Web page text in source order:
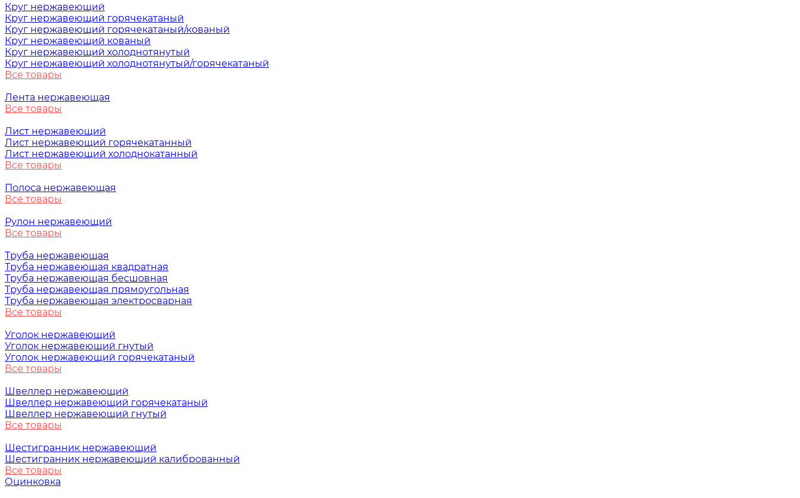
Круг нержавеющий
Круг нержавеющий горячекатаный
Круг нержавеющий горячекатаный/кованый
Круг нержавеющий кованый
Круг нержавеющий холоднотянутый
Круг нержавеющий холоднотянутый/горячекатаный
Все товары
Лента нержавеющая
Все товары
Лист нержавеющий
Лист нержавеющий горячекатанный
Лист нержавеющий холоднокатанный
Все товары
Полоса нержавеющая
Все товары
Рулон нержавеющий
Все товары
Труба нержавеющая
Труба нержавеющая квадратная
Труба нержавеющая бесшовная
Труба нержавеющая прямоугольная
Труба нержавеющая электросварная
Все товары
Уголок нержавеющий
Уголок нержавеющий гнутый
Уголок нержавеющий горячекатаный
Все товары
Швеллер нержавеющий
Швеллер нержавеющий горячекатаный
Швеллер нержавеющий гнутый
Все товары
Шестигранник нержавеющий
Шестигранник нержавеющий калиброванный
Все товары
Оцинковка